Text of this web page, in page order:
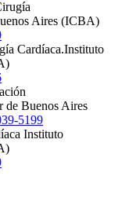
Aires (ICBA)
Cardíaca.Instituto
de Buenos Aires
5199
Instituto